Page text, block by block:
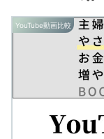
YouTube動画比較